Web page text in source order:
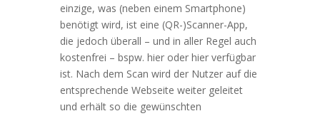
einzige, was (neben einem Smartphone)
benötigt wird, ist eine (QR-)Scanner-App,
die jedoch überall – und in aller Regel auch
kostenfrei – bspw. hier oder hier verfügbar
ist. Nach dem Scan wird der Nutzer auf die
entsprechende Webseite weiter geleitet
und erhält so die gewünschten